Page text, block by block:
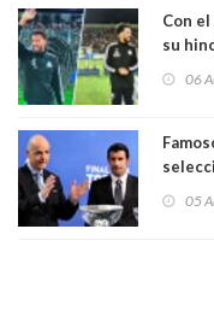
Con
su
06
05